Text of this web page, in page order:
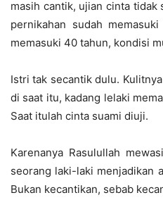
masih cantik, ujian cinta tidak
pernikahan sudah
memasuki 40 tahun, kondisi
Istri tak secantik dulu.
di saat itu, kadang lelaki
Saat itulah cinta suami diuji.
Karenanya Rasulullah
seorang laki-laki menjadikan
Bukan kecantikan, sebab